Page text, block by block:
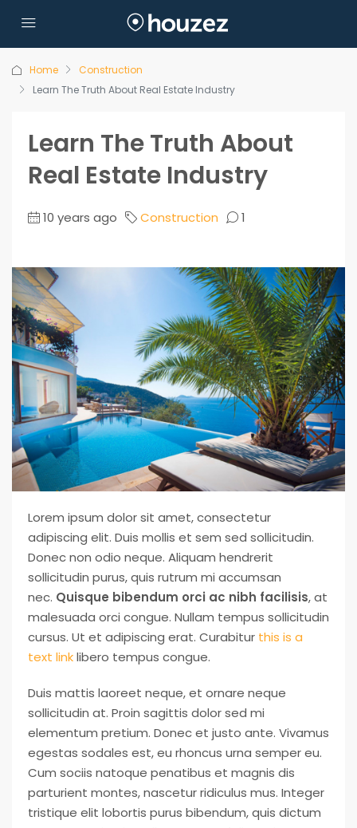
Home
Construction
Learn The Truth About Real Estate Industry
Learn The Truth About
Real Estate Industry
10 years ago Construction 1
Lorem ipsum dolor sit amet, consectetur
adipiscing elit. Duis mollis et sem sed sollicitudin.
Donec non odio neque. Aliquam hendrerit
sollicitudin purus, quis rutrum mi accumsan
nec. Quisque bibendum orci ac nibh facilisis, at
malesuada orci congue. Nullam tempus sollicitudin
cursus. Ut et adipiscing erat. Curabitur this is a
text linklibero tempus congue.
Duis mattis laoreet neque, et ornare neque
sollicitudin at. Proin sagittis dolor sed mi
elementum pretium. Donec et justo ante. Vivamus
egestas sodales est, eu rhoncus urna semper eu.
Cum sociis natoque penatibus et magnis dis
parturient montes, nascetur ridiculus mus. Integer
tristique elit lobortis purus bibendum, quis dictum